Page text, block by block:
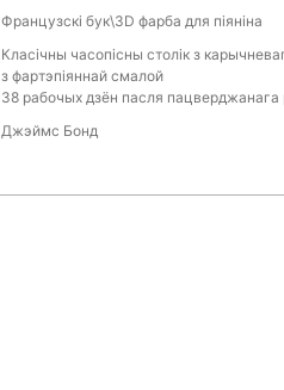
Французскі бук\3D фарба для піяніна
Класічны часопісны столік з
з фартэпіяннай смалой
38 рабочых дзён пасля
Джэймс Бонд